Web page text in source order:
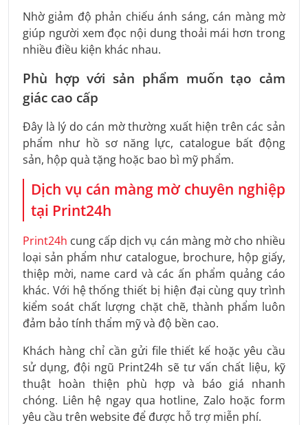
Nhờ giảm độ phản chiếu ánh sáng, cán màng mờ
giúp người xem đọc nội dung thoải mái hơn trong
nhiều điều kiện khác nhau.
Phù hợp với sản phẩm muốn tạo cảm
giác cao cấp
Đây là lý do cán mờ thường xuất hiện trên các sản
phẩm như hồ sơ năng lực, catalogue bất động
sản, hộp quà tặng hoặc bao bì mỹ phẩm.
Dịch vụ cán màng mờ chuyên nghiệp
tại Print24h
Print24h cung cấp dịch vụ cán màng mờ cho nhiều
loại sản phẩm như catalogue, brochure, hộp giấy,
thiệp mời, name card và các ấn phẩm quảng cáo
khác. Với hệ thống thiết bị hiện đại cùng quy trình
kiểm soát chất lượng chặt chẽ, thành phẩm luôn
đảm bảo tính thẩm mỹ và độ bền cao.
Khách hàng chỉ cần gửi file thiết kế hoặc yêu cầu
sử dụng, đội ngũ Print24h sẽ tư vấn chất liệu, kỹ
thuật hoàn thiện phù hợp và báo giá nhanh
chóng. Liên hệ ngay qua hotline, Zalo hoặc form
yêu cầu trên website để được hỗ trợ miễn phí.